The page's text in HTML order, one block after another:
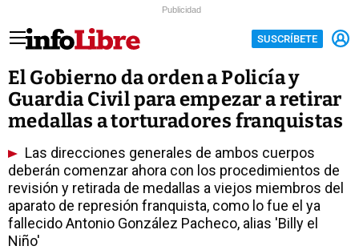
Publicidad
SUSCRÍBETE
El Gobierno da orden a Policía y
Guardia Civil para empezar a retirar
medallas a torturadores franquistas
Las direcciones generales de ambos cuerpos
deberán comenzar ahora con los procedimientos de
revisión y retirada de medallas a viejos miembros del
aparato de represión franquista, como lo fue el ya
fallecido Antonio González Pacheco, alias 'Billy el
Niño'